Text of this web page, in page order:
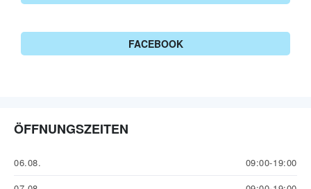
FACEBOOK
ÖFFNUNGSZEITEN
06.08.
09:00-19:00